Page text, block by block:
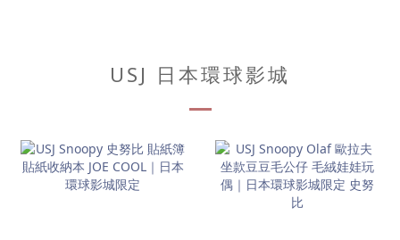
USJ 日本環球影城